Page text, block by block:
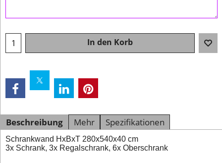
In den Korb
Beschreibung Mehr Spezifikationen
Schrankwand HxBxT 280x540x40 cm
3x Schrank, 3x Regalschrank, 6x Oberschrank